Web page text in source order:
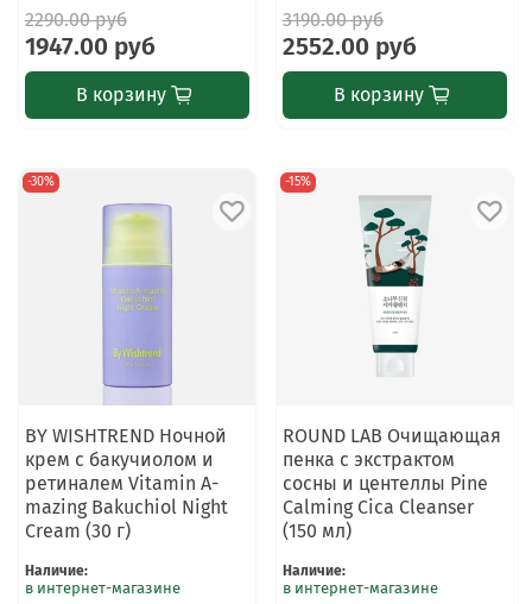
2290.00 руб
1947.00 руб
В корзину
3190.00 руб
2552.00 руб
В корзину
-30%
BY WISHTREND Ночной
крем с бакучиолом и
ретиналем Vitamin A-
mazing Bakuchiol Night
Cream (30 г)
Наличие:
в интернет-магазине
-15%
ROUND LAB Очищающая
пенка с экстрактом
сосны и центеллы Pine
Calming Cica Cleanser
(150 мл)
Наличие:
в интернет-магазине